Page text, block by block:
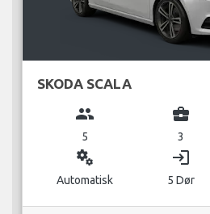
SKODA SCALA
group
5
business_center
3
miscellaneous_services
Automatisk
login
5 Dør